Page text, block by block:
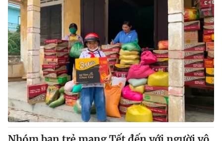
Theo dõi báo trên
Cơ quan chủ quản:Đài Truyền hình Việt Nam
Cơ quan báo chí:Thời báo VTV
Giấy phép hoạt động báo in và báo điện tử số 483/GP-BTTTT
cấp ngày 29/12/2023
Tổng Biên tập:Vũ Thanh Thủy
Phó Tổng Biên tập:Nguyễn Thị Mỹ Hạnh, Phạm Quốc Thắng,
Nguyễn Trọng Ninh
Tổng đài VTV:024.38 355 931 - 024.38 355 932